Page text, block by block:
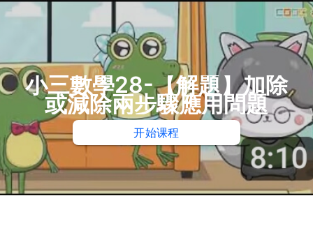
小三數學28-【解題】加除
或減除兩步驟應用問題
开始课程